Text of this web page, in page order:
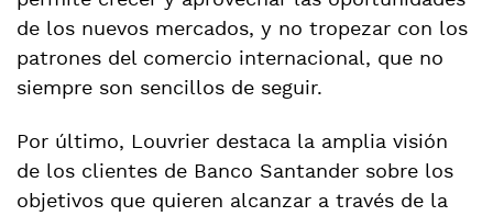
de los nuevos mercados, y no tropezar con los
patrones del comercio internacional, que no
siempre son sencillos de seguir.
Por último, Louvrier destaca la amplia visión
de los clientes de Banco Santander sobre los
objetivos que quieren alcanzar a través de la